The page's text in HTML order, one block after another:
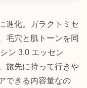
進化。ガラクトミセ
毛穴と肌トーンを同
ン 3.0 エッセン
旅先に持って行きや
できる内容量なの